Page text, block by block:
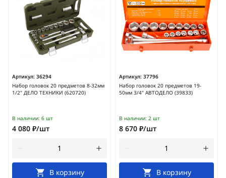
Артикул: 36294
Набор головок 20 предметов 8-32мм
1/2" ДЕЛО ТЕХНИКИ (620720)
В наличии: 6 шт
4 080 ₽/шт
В корзину
Артикул: 37796
Набор головок 20 предметов 19-
50мм 3/4" АВТОДЕЛО (39833)
В наличии: 2 шт
8 670 ₽/шт
В корзину